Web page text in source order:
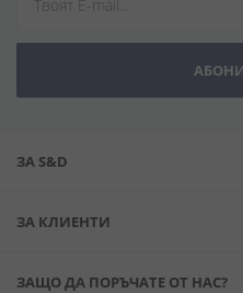
ЗА S&D
ЗА КЛИЕНТИ
ЗАЩО ДА ПОРЪЧАТЕ ОТ НАС?